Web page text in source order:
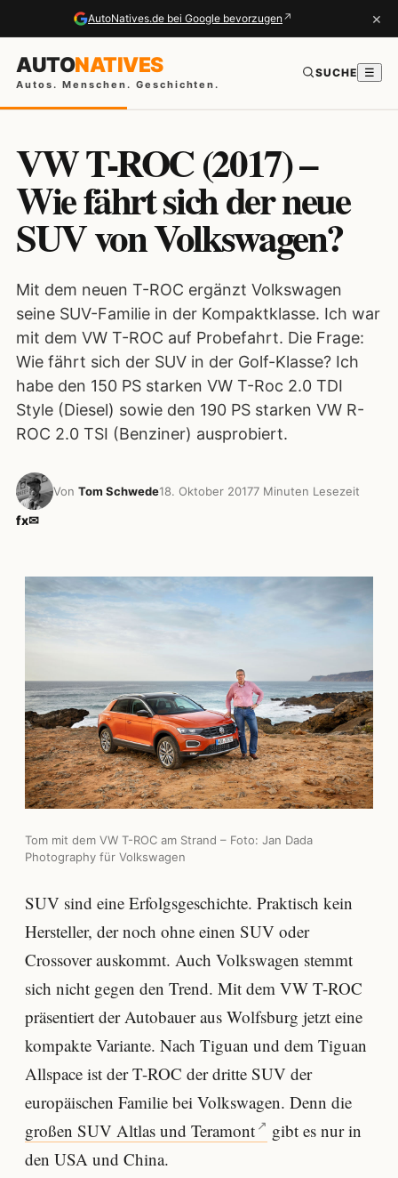
AutoNatives.de bei Google bevorzugen ↗ ×
AUTONATIVES
Autos. Menschen. Geschichten.
SUCHE ☰
VW T-ROC (2017) –
Wie fährt sich der neue
SUV von Volkswagen?
Mit dem neuen T-ROC ergänzt Volkswagen
seine SUV-Familie in der Kompaktklasse. Ich war
mit dem VW T-ROC auf Probefahrt. Die Frage:
Wie fährt sich der SUV in der Golf-Klasse? Ich
habe den 150 PS starken VW T-Roc 2.0 TDI
Style (Diesel) sowie den 190 PS starken VW R-
ROC 2.0 TSI (Benziner) ausprobiert.
Von Tom Schwede18. Oktober 20177 Minuten Lesezeit
fx✉
Tom mit dem VW T-ROC am Strand – Foto: Jan Dada
Photography für Volkswagen
SUV sind eine Erfolgsgeschichte. Praktisch kein
Hersteller, der noch ohne einen SUV oder
Crossover auskommt. Auch Volkswagen stemmt
sich nicht gegen den Trend. Mit dem VW T-ROC
präsentiert der Autobauer aus Wolfsburg jetzt eine
kompakte Variante. Nach Tiguan und dem Tiguan
Allspace ist der T-ROC der dritte SUV der
europäischen Familie bei Volkswagen. Denn die
großen SUV Altlas und Teramont
gibt es nur in
den USA und China.